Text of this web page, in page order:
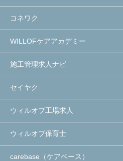
コネワク
WILLOFケアアカデミー
施工管理求人ナビ
セイヤク
ウィルオブ工場求人
ウィルオブ保育士
carebase（ケアベース）